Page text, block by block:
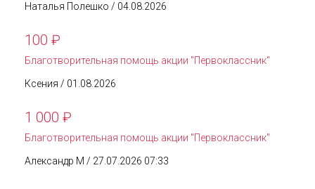
Наталья Полешко / 04.08.2026
100 ₽
Благотворительная помощь акции "Первоклассник"
Ксения / 01.08.2026
1 000 ₽
Благотворительная помощь акции "Первоклассник"
Александр М / 27.07.2026 07:33